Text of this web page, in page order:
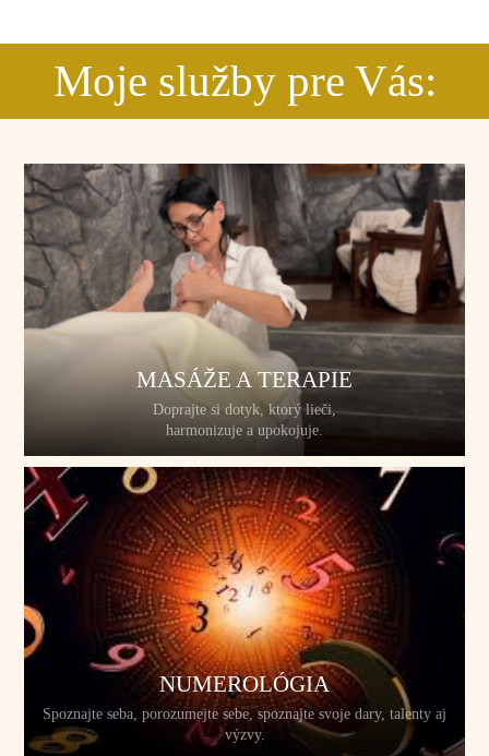
Moje služby pre Vás:
MASÁŽE A TERAPIE
Doprajte si dotyk, ktorý lieči,
harmonizuje a upokojuje.
NUMEROLÓGIA
Spoznajte seba, porozumejte sebe, spoznajte svoje dary, talenty aj
výzvy.